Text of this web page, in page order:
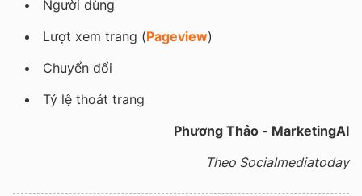
Người dùng
Lượt xem trang (Pageview)
Chuyển đổi
Tỷ lệ thoát trang
Phương Thảo - MarketingAI
Theo Socialmediatoday